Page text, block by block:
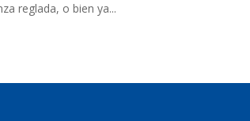
reglada, o bien ya...